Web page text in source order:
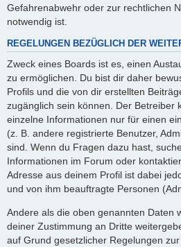
Gefahrenabwehr oder zur rechtlichen
notwendig ist.
REGELUNGEN BEZÜGLICH DER
Zweck eines Boards ist es, einen
zu ermöglichen. Du bist dir daher
Profils und die von dir erstellten
zugänglich sein können. Der Betreiber
einzelne Informationen nur für einen
(z. B. andere registrierte Benutzer,
sind. Wenn du Fragen dazu hast,
Informationen im Forum oder
Adresse aus deinem Profil ist dabei
und von ihm beauftragte Personen
Andere als die oben genannten Daten
deiner Zustimmung an Dritte
auf Grund gesetzlicher Regelungen